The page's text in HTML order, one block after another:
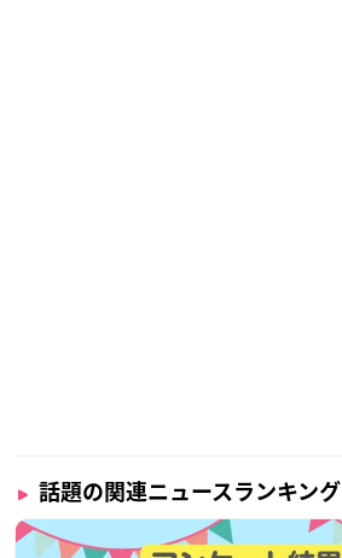
話題の関連ニュースランキング